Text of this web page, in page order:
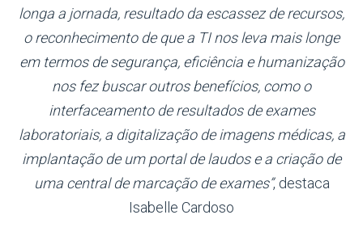
longa a jornada, resultado da escassez de recursos,
o reconhecimento de que a TI nos leva mais longe
em termos de segurança, eficiência e humanização
nos fez buscar outros benefícios, como o
interfaceamento de resultados de exames
laboratoriais, a digitalização de imagens médicas, a
implantação de um portal de laudos e a criação de
uma central de marcação de exames”, destaca
Isabelle Cardoso